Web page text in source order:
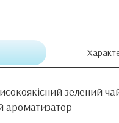
зелений
ароматизатор